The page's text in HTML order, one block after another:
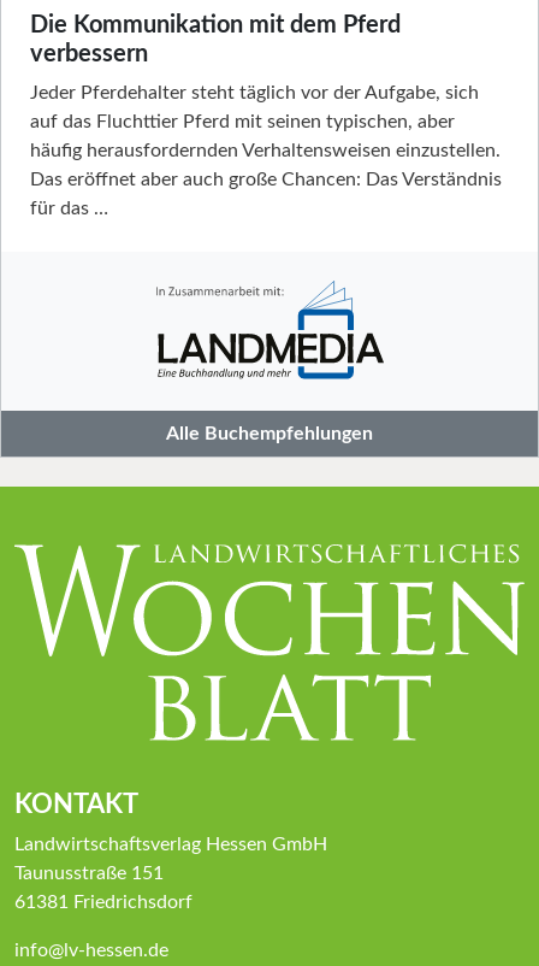
Die Kommunikation mit dem Pferd
verbessern
Jeder Pferdehalter steht täglich vor der Aufgabe, sich
auf das Fluchttier Pferd mit seinen typischen, aber
häufig herausfordernden Verhaltensweisen einzustellen.
Das eröffnet aber auch große Chancen: Das Verständnis
für das …
Alle Buchempfehlungen
KONTAKT
Landwirtschaftsverlag Hessen GmbH
Taunusstraße 151
61381 Friedrichsdorf
info@lv-hessen.de